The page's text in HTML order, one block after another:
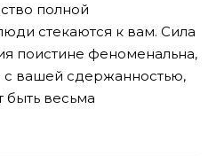
полной
стекаются к вам. Сила
поистине феноменальна,
с вашей сдержанностью,
быть весьма